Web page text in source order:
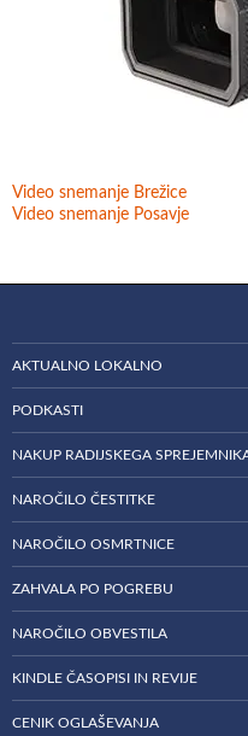
Video snemanje Brežice
Video snemanje Posavje
AKTUALNO LOKALNO
PODKASTI
NAKUP RADIJSKEGA
NAROČILO ČESTITKE
NAROČILO OSMRTNICE
ZAHVALA PO POGREBU
NAROČILO OBVESTILA
KINDLE ČASOPISI IN REVIJE
CENIK OGLAŠEVANJA